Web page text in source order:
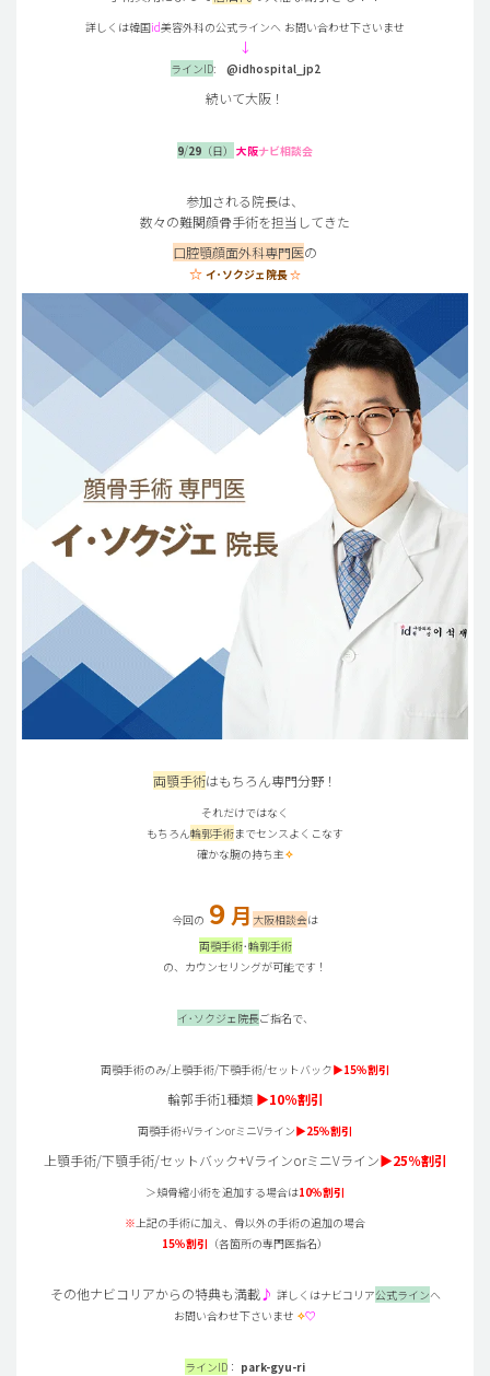
詳しくは韓国id美容外科の公式ラインへ お問い合わせ下さいませ
↓
ラインID: @idhospital_jp2
続いて大阪！
9/29 （日） 大阪ナビ相談会
参加される院長は、
数々の難関顔骨手術を担当してきた
口腔顎顔面外科専門医の
☆ イ･ソクジェ院長☆
両顎手術はもちろん専門分野！
それだけではなく
もちろん輪郭手術までセンスよくこなす
確かな腕の持ち主✧
今回の ９ 月 大阪相談会は
両顎手術･輪郭手術
の、カウンセリングが可能です！
イ･ソクジェ院長ご指名で、
両顎手術のみ/上顎手術/下顎手術/セットバック▶15％割引
輪郭手術1種類 ▶10％割引
両顎手術+VラインorミニVライン▶25％割引
上顎手術/下顎手術/セットバック+VラインorミニVライン▶25％割引
＞頬骨縮小術を追加する場合は10％割引
※ 上記の手術に加え、骨以外の手術の追加の場合
15％割引 （各箇所の専門医指名）
その他ナビコリアからの特典も満載♪ 詳しくはナビコリア公式ラインへ
お問い合わせ下さいませ ✧♡
ラインID ： park-gyu-ri